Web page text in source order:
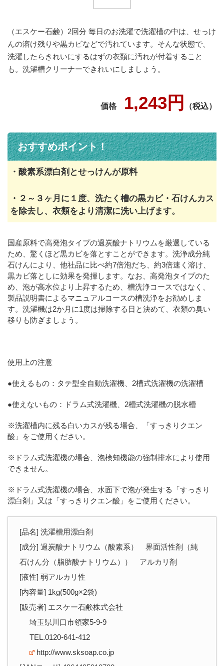
（エスケー石鹸）2回分 毎日のお洗濯で洗濯槽の中は、せっけ
んの溶け残りや黒カビなどで汚れています。そんな状態で、
洗濯したらきれいにするはずの衣類に汚れが付着すること
も。洗濯槽クリーナーできれいにしましょう。
価格 1,243円 （税込）
おすすめポイント！
・酸素系漂白剤とせっけんが原料
・２～３ヶ月に１度、洗たく槽の黒カビ・石けんカス
を除去し、衣類をより清潔に洗い上げます。
国産原料で高発泡タイプの過炭酸ナトリウムを厳選している
ため、驚くほど黒カビを落とすことができます。洗浄成分純
石けんにより、他社品に比べ約7倍泡だち、約3倍速く溶け、
黒カビ落としに効果を発揮します。なお、高発泡タイプのた
め、泡が高水位より上昇するため、槽洗浄コースではなく、
製品説明書によるマニュアルコースの槽洗浄をお勧めしま
す。洗濯機は2か月に1度は掃除する日と決めて、衣類の臭い
移りも防ぎましょう。
使用上の注意
●使えるもの：タテ型全自動洗濯機、2槽式洗濯機の洗濯槽
●使えないもの：ドラム式洗濯機、2槽式洗濯機の脱水槽
※洗濯槽内に残る白いカスが残る場合、「すっきりクエン
酸」をご使用ください。
※ドラム式洗濯機の場合、泡検知機能の強制排水により使用
できません。
※ドラム式洗濯機の場合、水面下で泡が発生する「すっきり
漂白剤」又は「すっきりクエン酸」をご使用ください。
[品名] 洗濯槽用漂白剤
[成分] 過炭酸ナトリウム（酸素系） 界面活性剤（純
石けん分（脂肪酸ナトリウム）） アルカリ剤
[液性] 弱アルカリ性
[内容量] 1kg(500g×2袋)
[販売者] エスケー石鹸株式会社
埼玉県川口市領家5-9-9
TEL.0120-641-412
http://www.sksoap.co.jp